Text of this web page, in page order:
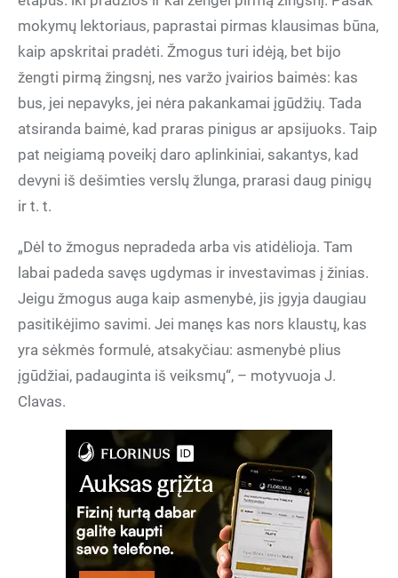
mokymų lektoriaus, paprastai pirmas klausimas būna,
kaip apskritai pradėti. Žmogus turi idėją, bet bijo
žengti pirmą žingsnį, nes varžo įvairios baimės: kas
bus, jei nepavyks, jei nėra pakankamai įgūdžių. Tada
atsiranda baimė, kad praras pinigus ar apsijuoks. Taip
pat neigiamą poveikį daro aplinkiniai, sakantys, kad
devyni iš dešimties verslų žlunga, prarasi daug pinigų
ir t. t.
„Dėl to žmogus nepradeda arba vis atidėlioja. Tam
labai padeda savęs ugdymas ir investavimas į žinias.
Jeigu žmogus auga kaip asmenybė, jis įgyja daugiau
pasitikėjimo savimi. Jei manęs kas nors klaustų, kas
yra sėkmės formulė, atsakyčiau: asmenybė plius
įgūdžiai, padauginta iš veiksmų“, – motyvuoja J.
Clavas.